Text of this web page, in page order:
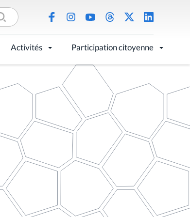
Activités Participation citoyenne